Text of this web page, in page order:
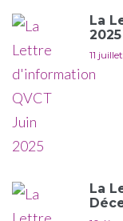
La
2025
11
La